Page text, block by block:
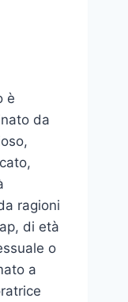
è
da
ragioni
di età
o
a